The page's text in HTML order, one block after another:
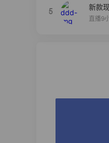
5
新款
～
直播9